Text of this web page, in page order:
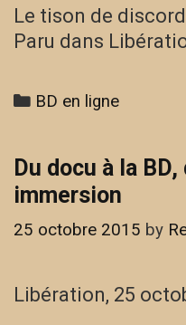
Le tison de
Paru dans
Categories
BD en ligne
Du docu à la
immersion
25 octobre 2015 by
Libération, 25